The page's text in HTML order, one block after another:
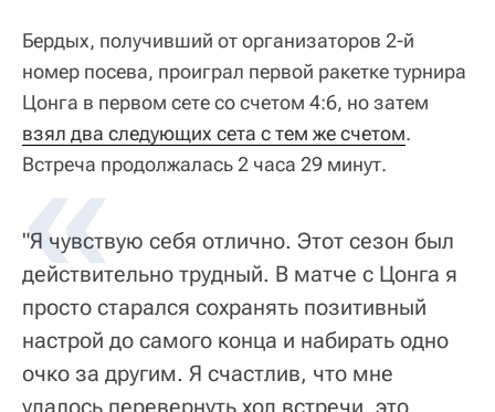
Бердых, получивший от организаторов 2-й
номер посева, проиграл первой ракетке турнира
Цонга в первом сете со счетом 4:6, но затем
взял два следующих сета с тем же счетом.
Встреча продолжалась 2 часа 29 минут.
"Я чувствую себя отлично. Этот сезон был
действительно трудный. В матче с Цонга я
просто старался сохранять позитивный
настрой до самого конца и набирать одно
очко за другим. Я счастлив, что мне
удалось перевернуть ход встречи, это